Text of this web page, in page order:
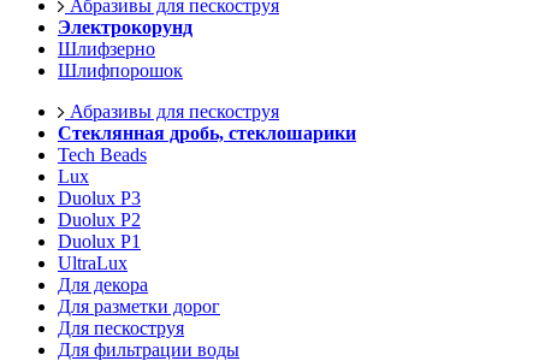
Абразивы для пескоструя
Электрокорунд
Шлифзерно
Шлифпорошок
Абразивы для пескоструя
Стеклянная дробь, стеклошарики
Tech Beads
Lux
Duolux P3
Duolux P2
Duolux P1
UltraLux
Для декора
Для разметки дорог
Для пескоструя
Для фильтрации воды